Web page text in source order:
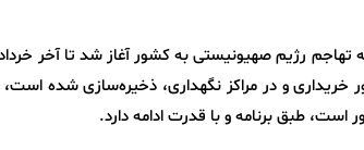
این که از روز جمعه ۲۳ خرداد که تهاجم رژیم صهیونیستی به کشور آغاز شد
خریداری و در مراکز نگهداری، ذخیره‌سازی شده
طبق برنامه و با قدرت ادامه دارد.